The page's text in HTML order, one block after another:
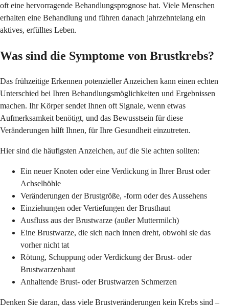
oft eine hervorragende Behandlungsprognose hat. Viele Menschen
erhalten eine Behandlung und führen danach jahrzehntelang ein
aktives, erfülltes Leben.
Was sind die Symptome von Brustkrebs?
Das frühzeitige Erkennen potenzieller Anzeichen kann einen echten
Unterschied bei Ihren Behandlungsmöglichkeiten und Ergebnissen
machen. Ihr Körper sendet Ihnen oft Signale, wenn etwas
Aufmerksamkeit benötigt, und das Bewusstsein für diese
Veränderungen hilft Ihnen, für Ihre Gesundheit einzutreten.
Hier sind die häufigsten Anzeichen, auf die Sie achten sollten:
Ein neuer Knoten oder eine Verdickung in Ihrer Brust oder
Achselhöhle
Veränderungen der Brustgröße, -form oder des Aussehens
Einziehungen oder Vertiefungen der Brusthaut
Ausfluss aus der Brustwarze (außer Muttermilch)
Eine Brustwarze, die sich nach innen dreht, obwohl sie das
vorher nicht tat
Rötung, Schuppung oder Verdickung der Brust- oder
Brustwarzenhaut
Anhaltende Brust- oder Brustwarzen Schmerzen
Denken Sie daran, dass viele Brustveränderungen kein Krebs sind –